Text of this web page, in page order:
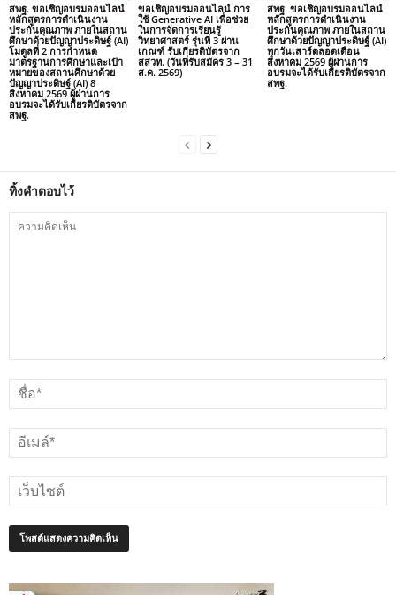
สพฐ. ขอเชิญอบรมออนไลน์
หลักสูตรการดำเนินงาน
ประกันคุณภาพ ภายในสถาน
ศึกษาด้วยปัญญาประดิษฐ์ (AI)
โมดูลที่ 2 การกำหนด
มาตรฐานการศึกษาและเป้า
หมายของสถานศึกษาด้วย
ปัญญาประดิษฐ์ (AI) 8
สิงหาคม 2569 ผู้ผ่านการ
อบรมจะได้รับเกียรติบัตรจาก
สพฐ.
ขอเชิญอบรมออนไลน์ การ
ใช้ Generative AI เพื่อช่วย
ในการจัดการเรียนรู้
วิทยาศาสตร์ รุ่นที่ 3 ผ่าน
เกณฑ์ รับเกียรติบัตรจาก
สสวท. (วันที่รับสมัคร 3 – 31
ส.ค. 2569)
สพฐ. ขอเชิญอบรมออนไลน์
หลักสูตรการดำเนินงาน
ประกันคุณภาพ ภายในสถาน
ศึกษาด้วยปัญญาประดิษฐ์ (AI)
ทุกวันเสาร์ตลอดเดือน
สิงหาคม 2569 ผู้ผ่านการ
อบรมจะได้รับเกียรติบัตรจาก
สพฐ.
ทิ้งคำตอบไว้